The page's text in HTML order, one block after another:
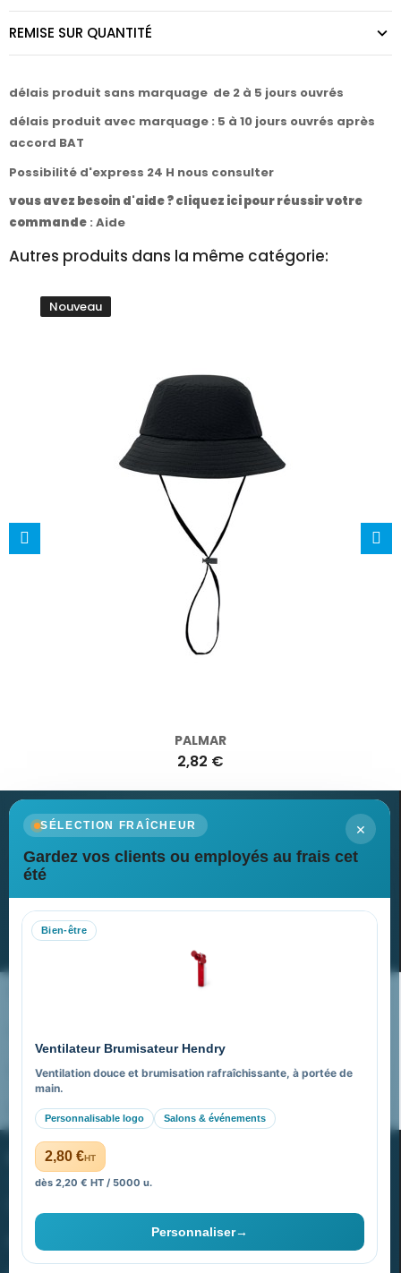
REMISE SUR QUANTITÉ
délais produit sans marquage de 2 à 5 jours ouvrés
délais produit avec marquage : 5 à 10 jours ouvrés après
accord BAT
Possibilité d'express 24 H nous consulter
vous avez besoin d'aide ? cliquez ici pour réussir votre
commande : Aide
Autres produits dans la même catégorie:
Nouveau
PALMAR
2,82 €
×
SÉLECTION FRAÎCHEUR
Gardez vos clients ou employés au frais cet
été
Bien-être
Ventilateur Brumisateur Hendry
Ventilation douce et brumisation rafraîchissante, à portée de
main.
Personnalisable logo Salons & événements
2,80 €HT
dès 2,20 € HT / 5000 u.
Personnaliser→
Newsletter
Recevez nos dernières nouvelles et nos offres spéciales
Nos expertises & accompagnement global
FAQ sur Promenoch Goodies Pub France
Pourquoi ça a marché à 100% pour moi ?
PROMENOCH GOODIES
40 rue Madeleine Michelis